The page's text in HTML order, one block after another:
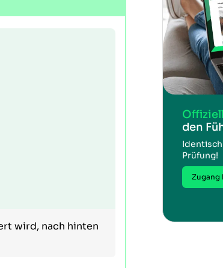
wird, nach hinten
den
Prüfung!
Zugang